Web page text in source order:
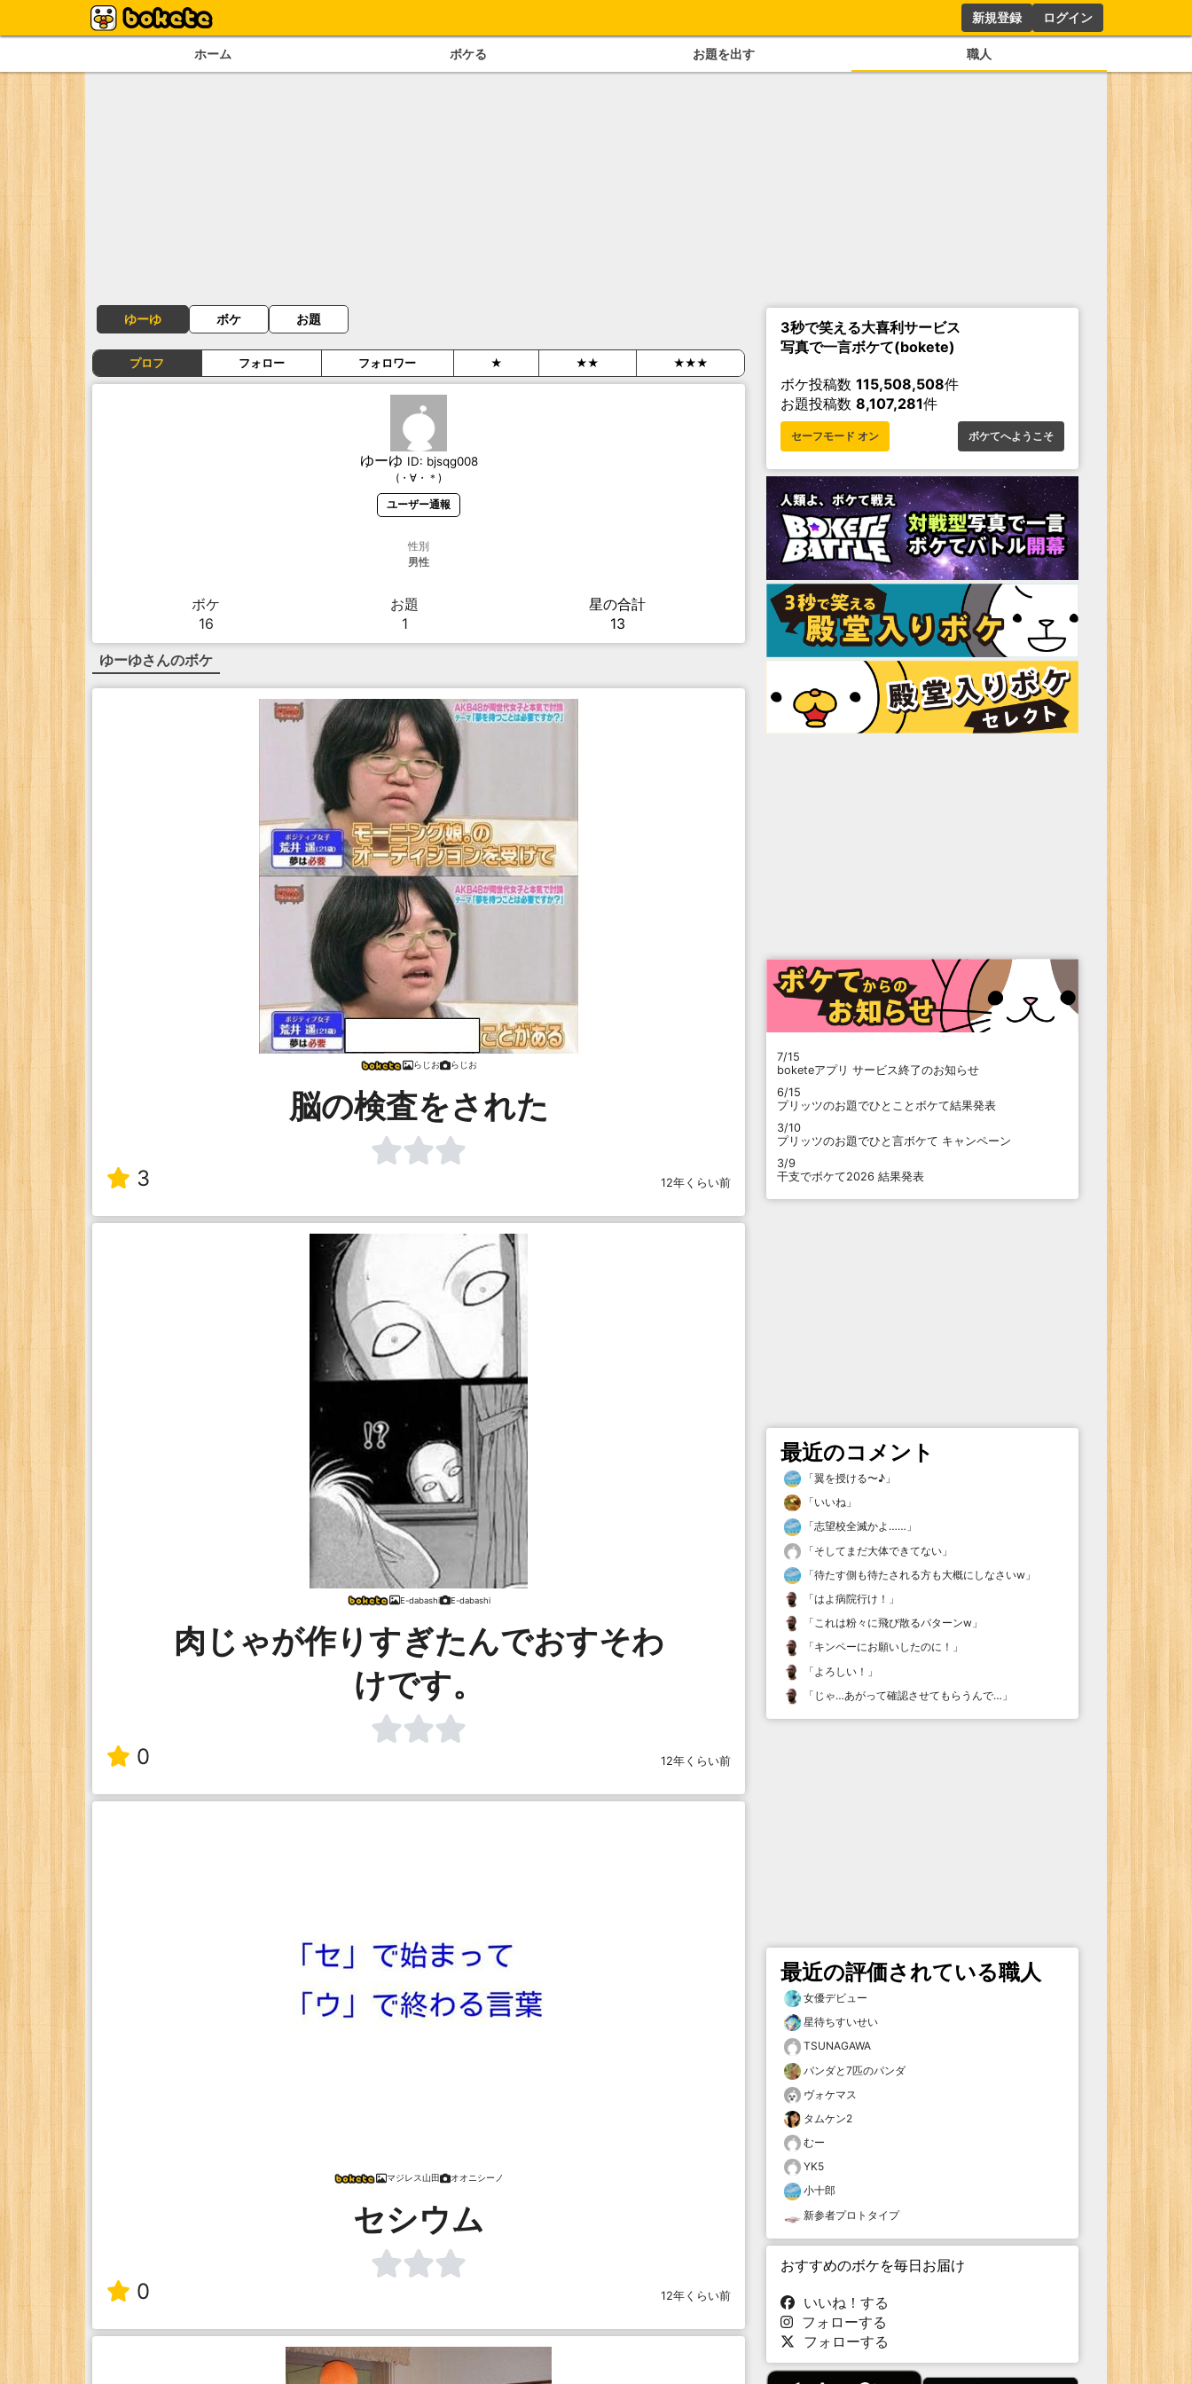
新規登録 ログイン
ホーム ボケる お題を出す 職人
ゆーゆ ボケ お題
プロフ フォロー フォロワー ★ ★★ ★★★
ゆーゆ ID: bjsqg008
(・∀・＊)
ユーザー通報
性別
男性
ボケ
16
お題
1
星の合計
13
ゆーゆさんのボケ
らじお らじお
脳の検査をされた
3 12年くらい前
E-dabashi E-dabashi
肉じゃが作りすぎたんでおすそわ
けです。
0 12年くらい前
マジレス山田 オオニシーノ
セシウム
0 12年くらい前
3秒で笑える大喜利サービス
写真で一言ボケて(bokete)
ボケ投稿数 115,508,508件
お題投稿数 8,107,281件
セーフモード オン ボケてへようこそ
7/15
boketeアプリ サービス終了のお知らせ
6/15
プリッツのお題でひとことボケて結果発表
3/10
プリッツのお題でひと言ボケて キャンペーン
3/9
干支でボケて2026 結果発表
最近のコメント
「翼を授ける〜♪ 」
「いいね 」
「志望校全滅かよ…… 」
「そしてまだ大体できてない 」
「待たす側も待たされる方も大概にしなさいw 」
「はよ病院行け！ 」
「これは粉々に飛び散るパターンw 」
「キンペーにお願いしたのに！ 」
「 よろしい！ 」
「 じゃ…あがって確認させてもらうんで… 」
最近の評価されている職人
女優デビュー
星待ちすいせい
TSUNAGAWA
パンダと7匹のパンダ
ヴォケマス
タムケン2
むー
YK5
小十郎
新参者プロトタイプ
おすすめのボケを毎日お届け
いいね！する
フォローする
フォローする